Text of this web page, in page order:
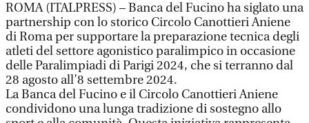
ROMA (ITALPRESS) – Banca del Fucino ha siglato una
partnership con lo storico Circolo Canottieri Aniene
di Roma per supportare la preparazione tecnica degli
atleti del settore agonistico paralimpico in occasione
delle Paralimpiadi di Parigi 2024, che si terranno dal
28 agosto all’8 settembre 2024.
La Banca del Fucino e il Circolo Canottieri Aniene
condividono una lunga tradizione di sostegno allo